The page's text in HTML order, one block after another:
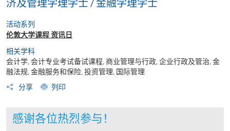
济及管理学理学士 / 金融学理学士
活动系列
伦敦大学课程 资讯日
相关学科
会计学, 会计专业考试备试课程, 商业管理与行政, 企业行政及管治, 金
融法规, 金融服务和保险, 投资管理, 国际管理
分享
列印
感谢各位热烈参与！